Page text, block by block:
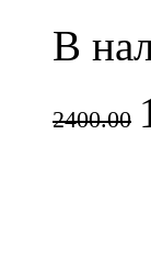
В
2400.00